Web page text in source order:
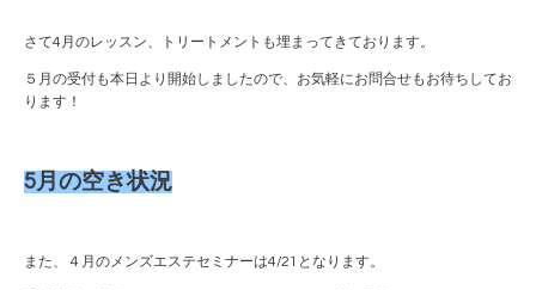
さて4月のレッスン、トリートメントも埋まってきております。
５月の受付も本日より開始しましたので、お気軽にお問合せもお待ちしてお
ります！
5月の空き状況
また、４月のメンズエステセミナーは4/21となります。